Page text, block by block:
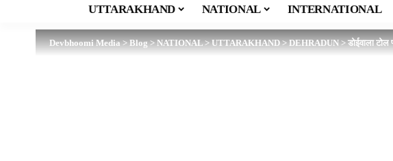
UTTARAKHAND NATIONAL INTERNATIONAL
Devbhoomi Media>Blog>NATIONAL>UTTARAKHAND>DEHRADUN>डोईवाला